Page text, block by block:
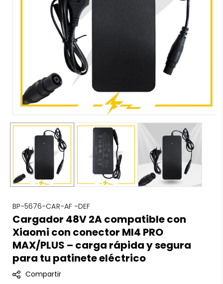
S
K
U
:
BP-5676-CAR-AF -DEF
Cargador 48V 2A compatible con
Xiaomi con conector MI4 PRO
MAX/PLUS – carga rápida y segura
para tu patinete eléctrico
Compartir